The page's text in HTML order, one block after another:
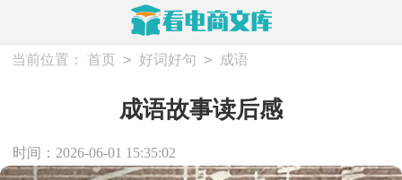
当前位置： 首页 > 好词好句 > 成语
成语故事读后感
时间：2026-06-01 15:35:02